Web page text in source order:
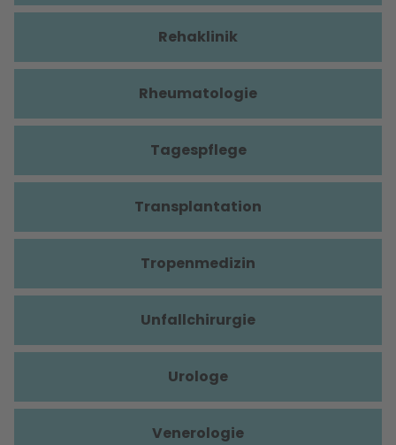
Rehaklinik
Rheumatologie
Tagespflege
Transplantation
Tropenmedizin
Unfallchirurgie
Urologe
Venerologie